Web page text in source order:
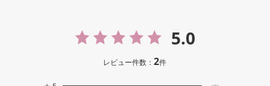
5.0
レビュー件数：2件